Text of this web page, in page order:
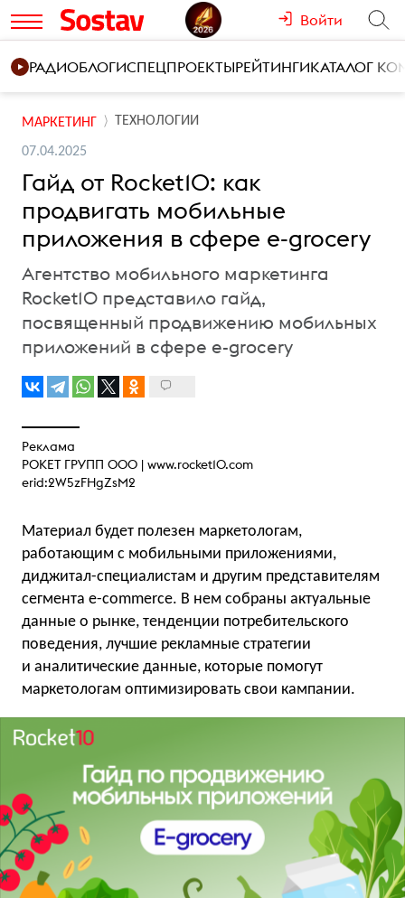
Войти
РАДИОБЛОГИСПЕЦПРОЕКТЫРЕЙТИНГИКАТАЛОГ
МАРКЕТИНГ ТЕХНОЛОГИИ
07.04.2025
Гайд от Rocket10: как
продвигать мобильные
приложения в сфере e-grocery
Агентство мобильного маркетинга
Rocket10 представило гайд,
посвященный продвижению мобильных
приложений в сфере e-grocery
Реклама
РОКЕТ ГРУПП ООО | www.rocket10.com
erid:2W5zFHgZsM2
Материал будет полезен маркетологам,
работающим с мобильными приложениями,
диджитал-специалистам и другим представителям
сегмента e-commerce. В нем собраны актуальные
данные о рынке, тенденции потребительского
поведения, лучшие рекламные стратегии
и аналитические данные, которые помогут
маркетологам оптимизировать свои кампании.